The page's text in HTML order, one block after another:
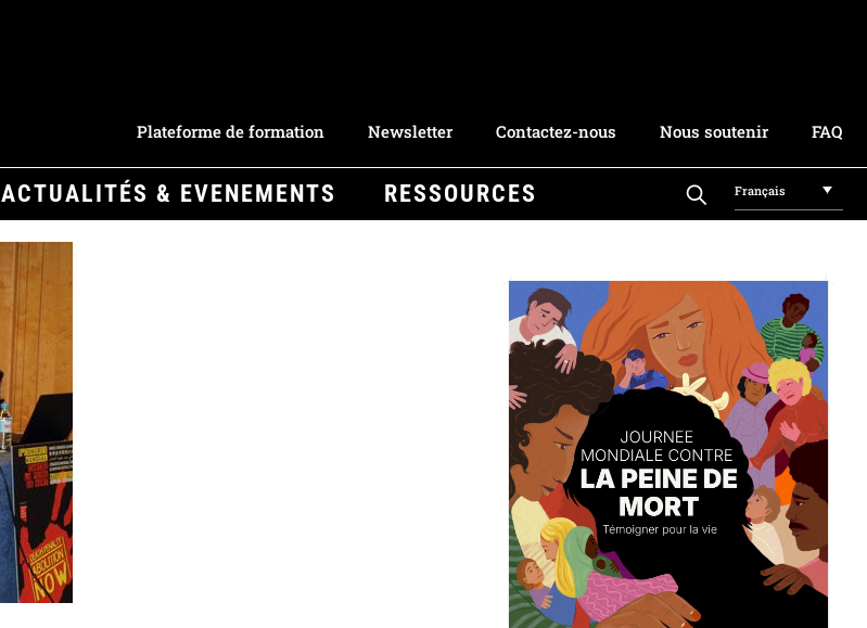
Plateforme de formation Newsletter Contactez-nous Nous soutenir FAQ
ACTUALITÉS & EVENEMENTS RESSOURCES Français